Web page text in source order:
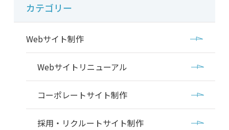
カテゴリー
Webサイト制作
Webサイトリニューアル
コーポレートサイト制作
採用・リクルートサイト制作